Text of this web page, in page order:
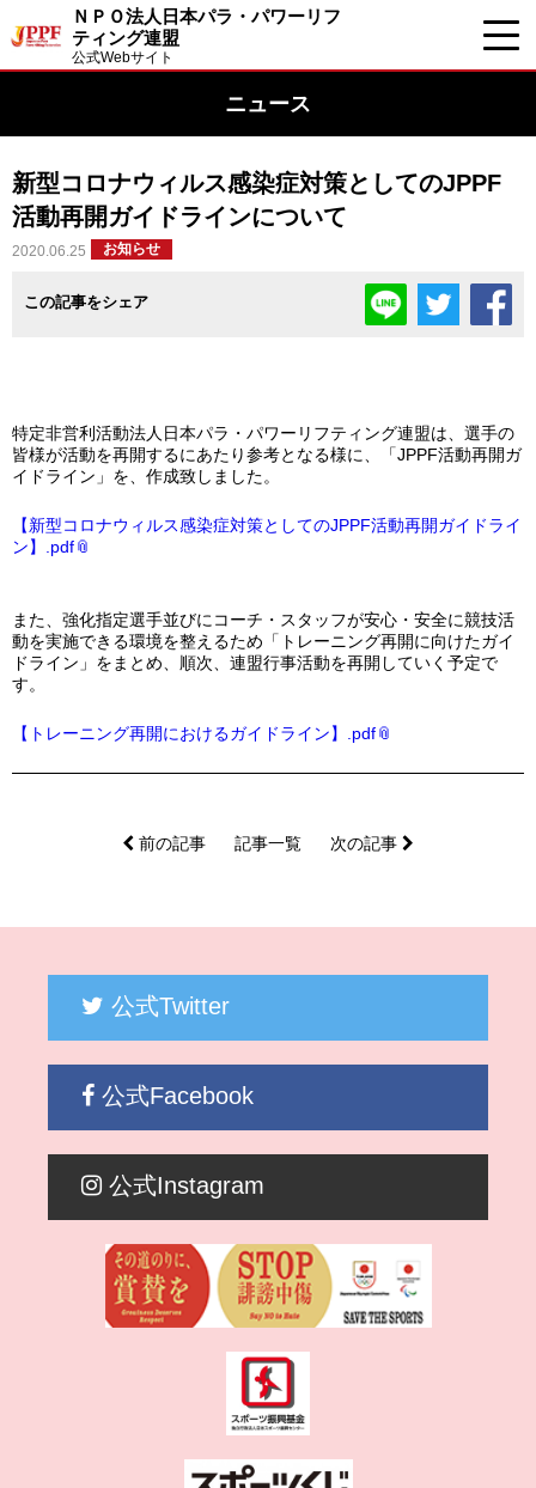
ＮＰＯ法人日本パラ・パワーリフ
ティング連盟
公式Webサイト
ニュース
新型コロナウィルス感染症対策としてのJPPF
活動再開ガイドラインについて
2020.06.25 お知らせ
この記事をシェア
特定非営利活動法人日本パラ・パワーリフティング連盟は、選手の
皆様が活動を再開するにあたり参考となる様に、「JPPF活動再開ガ
イドライン」を、作成致しました。
【新型コロナウィルス感染症対策としてのJPPF活動再開ガイドライ
ン】.pdf
また、強化指定選手並びにコーチ・スタッフが安心・安全に競技活
動を実施できる環境を整えるため「トレーニング再開に向けたガイ
ドライン」をまとめ、順次、連盟行事活動を再開していく予定で
す。
【トレーニング再開におけるガイドライン】.pdf
前の記事 記事一覧 次の記事
公式Twitter
公式Facebook
公式Instagram